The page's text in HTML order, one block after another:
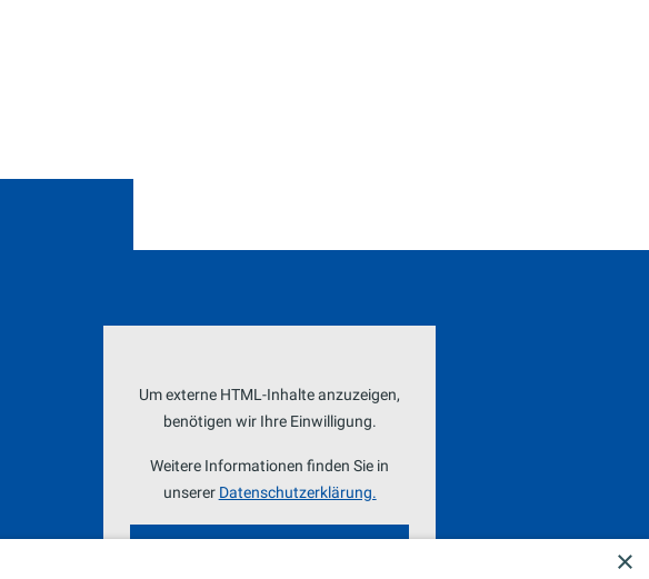
Um externe HTML-Inhalte anzuzeigen,
benötigen wir Ihre Einwilligung.
Weitere Informationen finden Sie in
unserer Datenschutzerklärung.
×